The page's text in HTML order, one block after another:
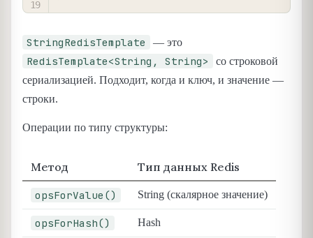
StringRedisTemplate — это
RedisTemplate<String, String>
со строковой
сериализацией. Подходит, когда и ключ, и значение —
строки.
Операции по типу структуры:
Метод Тип данных Redis
opsForValue() String (скалярное значение)
opsForHash() Hash